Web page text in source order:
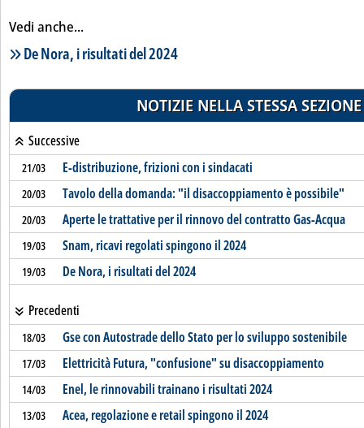
Vedi anche...
Lista notizie correlate
De Nora, i risultati del 2024
NOTIZIE NELLA STESSA SEZIONE
Successive
21/03 E-distribuzione, frizioni con i sindacati
20/03 Tavolo della domanda: "il disaccoppiamento è possibile"
20/03 Aperte le trattative per il rinnovo del contratto Gas-Acqua
19/03 Snam, ricavi regolati spingono il 2024
19/03 De Nora, i risultati del 2024
Precedenti
18/03 Gse con Autostrade dello Stato per lo sviluppo sostenibile
17/03 Elettricità Futura, "confusione" su disaccoppiamento
14/03 Enel, le rinnovabili trainano i risultati 2024
13/03 Acea, regolazione e retail spingono il 2024